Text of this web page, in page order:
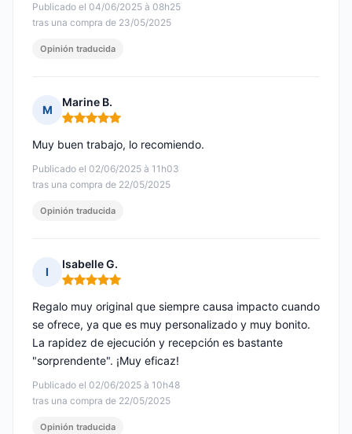
Publicado el 04/06/2025 à 08h25
tras una compra de 23/05/2025
Opinión traducida
M
Marine B.
Nota: 5 de 5
Publicado el 02/06/2025 à 11h03
tras una compra de 22/05/2025
Muy buen trabajo, lo recomiendo.
Opinión traducida
I
Isabelle G.
Nota: 5 de 5
Publicado el 02/06/2025 à 10h48
tras una compra de 22/05/2025
Regalo muy original que siempre causa impacto cuando
se ofrece, ya que es muy personalizado y muy bonito.
La rapidez de ejecución y recepción es bastante
"sorprendente". ¡Muy eficaz!
Opinión traducida